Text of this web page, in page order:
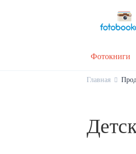
Фотокниги
Главная